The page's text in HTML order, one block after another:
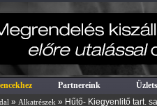
Partnereink
» Alkatrészek » Hűtő- Kiegyenlitő tart.